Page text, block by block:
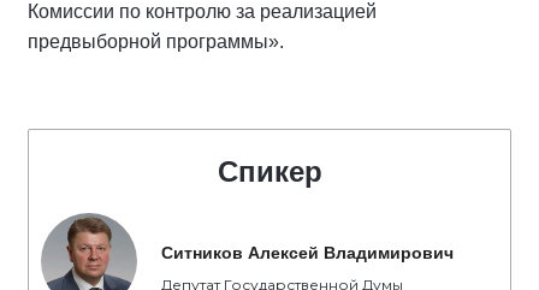
Комиссии по контролю за реализацией
предвыборной программы».
Спикер
Ситников Алексей Владимирович
Депутат Государственной Думы